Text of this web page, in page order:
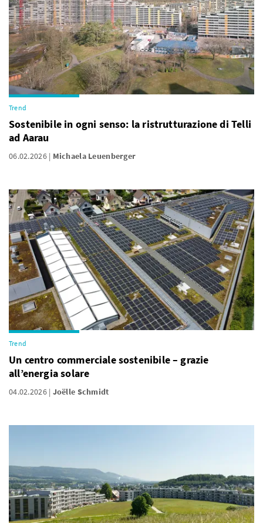
Trend
Sostenibile in ogni senso: la ristrutturazione di Telli
ad Aarau
06.02.2026 Michaela Leuenberger
Trend
Un centro commerciale sostenibile – grazie
all’energia solare
04.02.2026 Joëlle Schmidt